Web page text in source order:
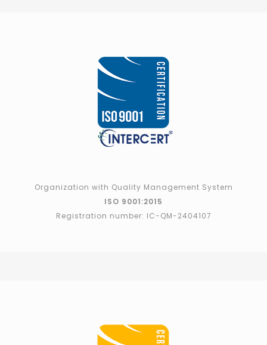
Organization with Quality Management System
ISO 9001:2015
Registration number: IC-QM-2404107